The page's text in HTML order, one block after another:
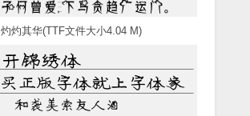
灼灼其华(TTF文件大小4.04 M)